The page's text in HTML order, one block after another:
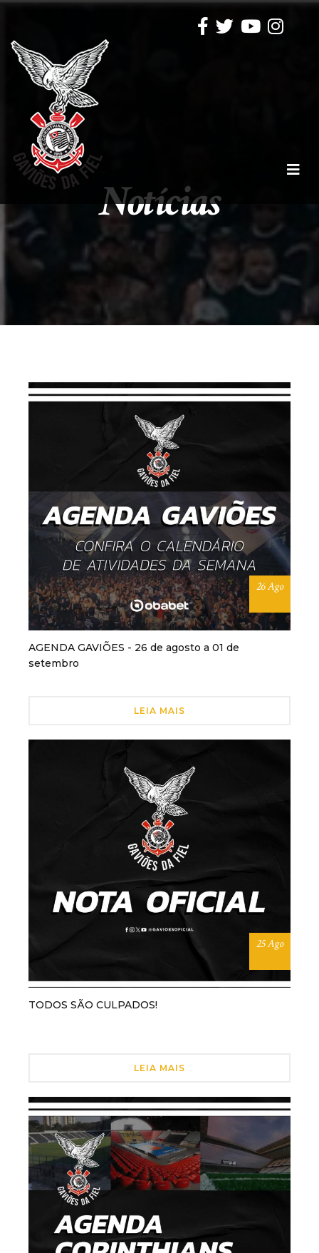
Notícias
26 Ago
AGENDA GAVIÕES - 26 de agosto a 01 de
setembro
LEIA MAIS
25 Ago
TODOS SÃO CULPADOS!
LEIA MAIS